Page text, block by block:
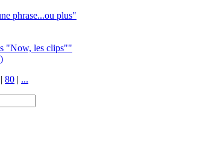
phrase...ou plus"
"Now, les clips""
| 80 | ...